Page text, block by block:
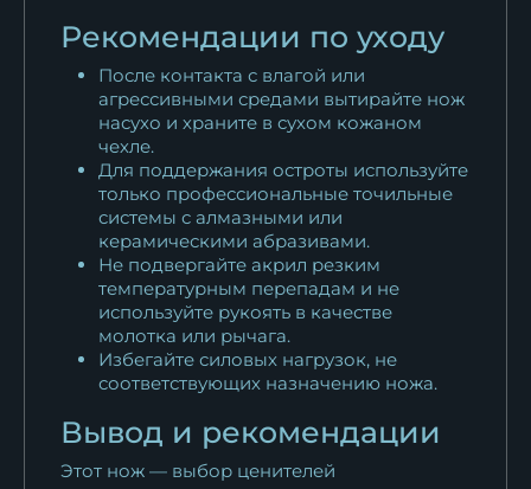
Рекомендации по уходу
После контакта с влагой или
агрессивными средами вытирайте нож
насухо и храните в сухом кожаном
чехле.
Для поддержания остроты используйте
только профессиональные точильные
системы с алмазными или
керамическими абразивами.
Не подвергайте акрил резким
температурным перепадам и не
используйте рукоять в качестве
молотка или рычага.
Избегайте силовых нагрузок, не
соответствующих назначению ножа.
Вывод и рекомендации
Этот нож — выбор ценителей